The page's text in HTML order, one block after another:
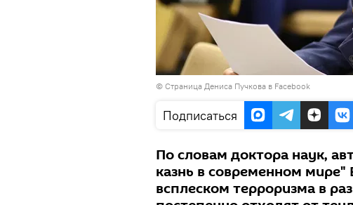
© Страница Дениса Пучкова в Facebook
Подписаться
По словам доктора наук,
казнь в современном мире"
всплеском терроризма в